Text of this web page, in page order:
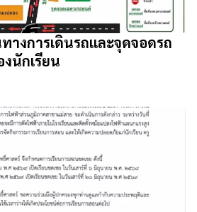
างการเดินรถและจุดจอดรถ
นักเรียน